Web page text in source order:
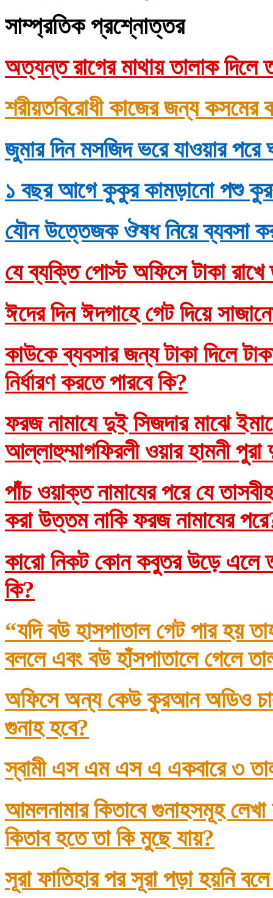
সাম্প্রতিক প্রশ্নোত্তর
অত্যন্ত রাগের মাথায় তালাক দিলে
শরীয়তবিরোধী কাজের জন্য কসমের
জুমার দিন মসজিদ ভরে যাওয়ার
১ বছর আগে কুকুর কামড়ানো পশু
যৌন উত্তেজক ঔষধ নিয়ে ব্যবসা
যে ব্যক্তি পোস্ট অফিসে টাকা রাখে
ঈদের দিন ঈদগাহে গেট দিয়ে
কাউকে ব্যবসার জন্য টাকা দিলে
নির্ধারণ করতে পারবে কি?
ফরজ নামাযে দুই সিজদার মাঝে
আল্লাহুম্মাগফিরলী ওয়ার হামনী
পাঁচ ওয়াক্ত নামাযের পরে যে
করা উত্তম নাকি ফরজ নামাযের
কারো নিকট কোন কবুতর উড়ে এলে
কি?
“যদি বউ হাসপাতাল গেট পার হয়
বললে এবং বউ হাঁসপাতালে গেলে
অফিসে অন্য কেউ কুরআন অডিও
গুনাহ হবে?
স্বামী এস এম এস এ একবারে ৩
আমলনামার কিতাবে গুনাহসমূহ
কিতাব হতে তা কি মুছে যায়?
সূরা ফাতিহার পর সূরা পড়া হয়নি